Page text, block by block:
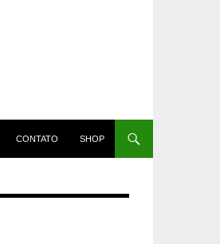
CONTATO SHOP